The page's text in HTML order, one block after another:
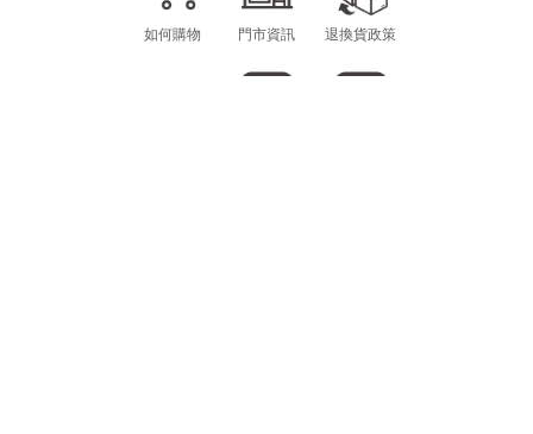
如何購物 門市資訊 退換貨政策